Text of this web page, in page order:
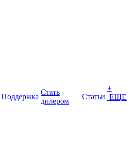
Поддержка
Стать
дилером
Статьи
+
ЕЩЕ